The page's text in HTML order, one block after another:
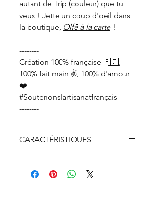
autant de Trip (couleur) que tu
veux ! Jette un coup d'oeil dans
la boutique, Olfë à la carte !
--------
Création 100% française 🇧🇿,
100% fait main ✌️, 100% d'amour
❤️
#Soutenonslartisanatfrançais
--------
CARACTÉRISTIQUES
Chaine en argent véritable 925